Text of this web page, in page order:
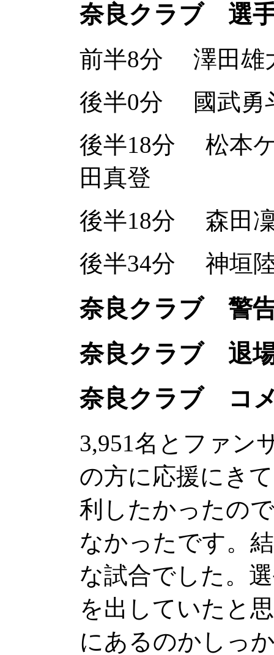
奈良クラブ 選
前半8分
澤田雄
後半0分
國武勇
後半18分
松本
田真登
後半18分
森田
後半34分
神垣
奈良クラブ 警
奈良クラブ 退
奈良クラブ コ
3,951名とファン
の方に応援にき
利したかったの
なかったです。
な試合でした。
を出していたと
にあるのかしっ